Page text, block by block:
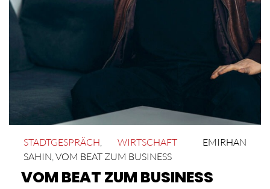
STADTGESPRÄCH WIRTSCHAFT
EMIRHAN
SAHIN VOM BEAT ZUM BUSINESS
VOM BEAT ZUM BUSINESS